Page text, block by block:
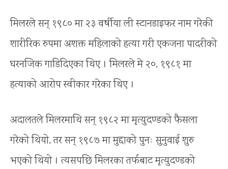
मिलरले सन् १९८० मा २३ वर्षीया ली स्टानडाइफर नाम गरेकी
शारीरिक रुपमा अशक्त महिलाको हत्या गरी एकजना पादरीको
घरनजिक गाडिदिएका थिए । मिलरले मे २०, १९८१ मा
हत्याको आरोप स्वीकार गरेका थिए ।
अदालतले मिलरमाथि सन् १९८२ मा मृत्युदण्डको फैसला
गरेको थियो, तर सन् १९८७ मा मुद्दाको पुनः सुनुवाई शुरु
भएको थियो । त्यसपछि मिलरका तर्फबाट मृत्युदण्डको